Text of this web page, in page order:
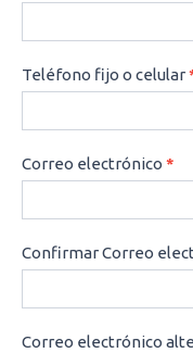
Teléfono fijo o celular
Correo electrónico *
Confirmar Correo
Correo electrónico